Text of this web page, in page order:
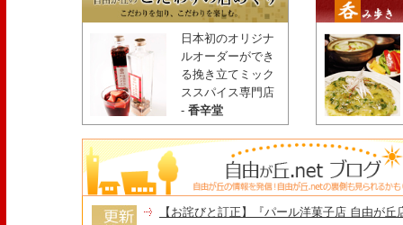
日本初のオリジナ
ルオーダーができ
る挽き立てミック
ススパイス専門店
- 香辛堂
【お詫びと訂正】『パール洋菓子店 自由が